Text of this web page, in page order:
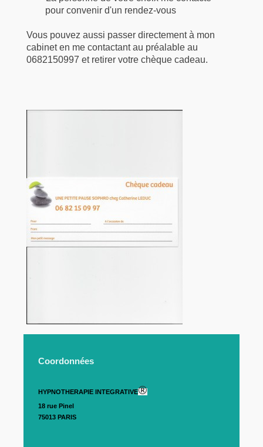
pour convenir d'un rendez-vous
Vous pouvez aussi passer directement à mon
cabinet en me contactant au préalable au
0682150997 et retirer votre chèque cadeau.
Coordonnées
HYPNOTHERAPIE INTEGRATIVE®
18 rue Pinel
75013 PARIS